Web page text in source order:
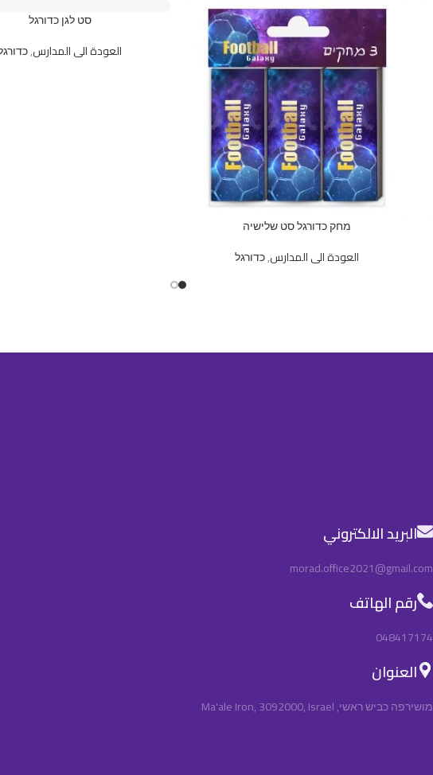
מחק כדורגל סט שלישיה
العودة الى المدارس,כדורגל
סט לגן כדורגל
العودة الى المدارس,
البريد الالكتروني
morad.office2021@gmail.com
رقم الهاتف
048417174
العنوان
מושירפה כביש ראשי, Ma'ale Iron, 3092000, Israel